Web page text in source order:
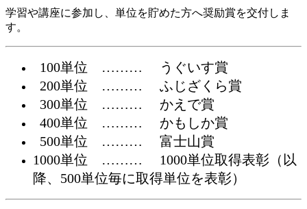
学習や講座に参加し、単位を貯めた方へ奨励賞を交付しま
す。
100単位 ……… うぐいす賞
200単位 ……… ふじざくら賞
300単位 ……… かえで賞
400単位 ……… かもしか賞
500単位 ……… 富士山賞
1000単位 ……… 1000単位取得表彰（以
降、500単位毎に取得単位を表彰）